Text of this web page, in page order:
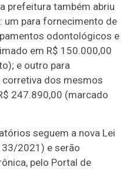
prefeitura também abriu
para fornecimento de
odontológicos e
em R$ 150.000,00
e outro para
corretiva dos mesmos
247.890,00 (marcado
seguem a nova Lei
2021) e serão
pelo Portal de